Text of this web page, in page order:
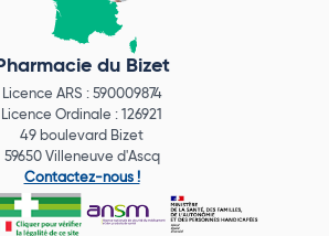
du Bizet
Licence ARS : 590009874
Licence Ordinale : 126921
49 boulevard Bizet
59650 Villeneuve d'Ascq
Contactez-nous !